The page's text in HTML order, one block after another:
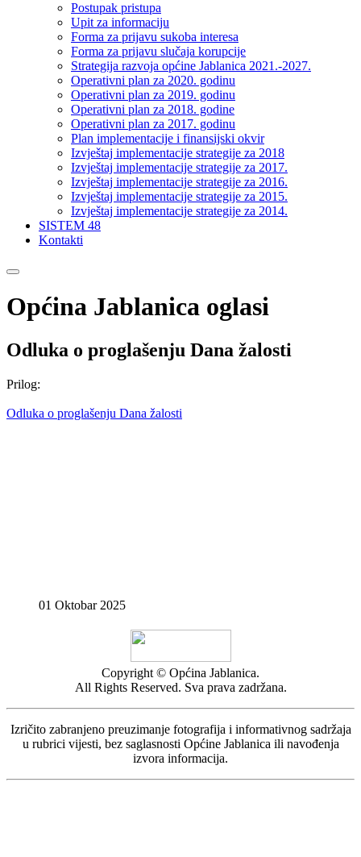
Postupak pristupa
Upit za informaciju
Forma za prijavu sukoba interesa
Forma za prijavu slučaja korupcije
Strategija razvoja općine Jablanica 2021.-2027.
Operativni plan za 2020. godinu
Operativni plan za 2019. godinu
Operativni plan za 2018. godine
Operativni plan za 2017. godinu
Plan implementacije i finansijski okvir
Izvještaj implementacije strategije za 2018
Izvještaj implementacije strategije za 2017.
Izvještaj implementacije strategije za 2016.
Izvještaj implementacije strategije za 2015.
Izvještaj implementacije strategije za 2014.
SISTEM 48
Kontakti
Općina Jablanica oglasi
Odluka o proglašenju Dana žalosti
Prilog:
Odluka o proglašenju Dana žalosti
01 Oktobar 2025
Copyright © Općina Jablanica.
All Rights Reserved. Sva prava zadržana.
Izričito zabranjeno preuzimanje fotografija i informativnog sadržaja
u rubrici vijesti, bez saglasnosti Općine Jablanica ili navođenja
izvora informacija.